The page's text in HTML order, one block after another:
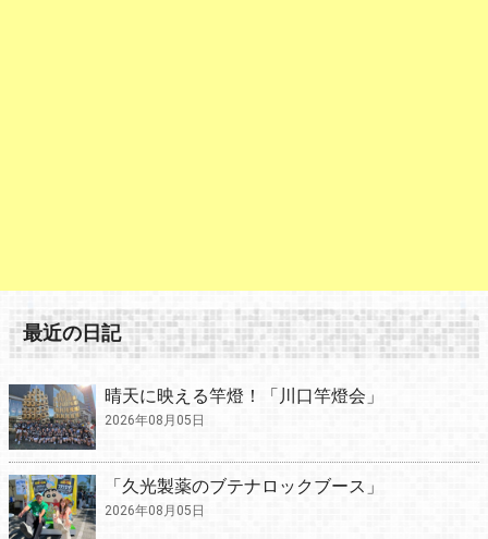
最近の日記
晴天に映える竿燈！「川口竿燈会」
2026年08月05日
「久光製薬のブテナロックブース」
2026年08月05日